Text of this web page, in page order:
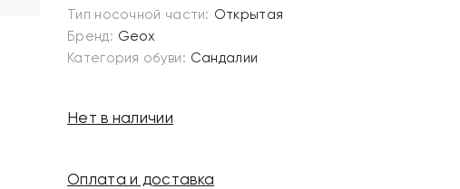
Тип носочной части: Открытая
Бренд: Geox
Категория обуви: Сандалии
Нет в наличии
Оплата и доставка